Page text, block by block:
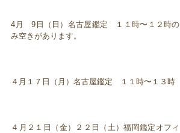
4月 9日（日）名古屋鑑定 １１時〜１２時の
み空きがあります。
４月１７日（月）名古屋鑑定 １１時〜１３時
４月２１日（金）２２日（土）福岡鑑定オフィ